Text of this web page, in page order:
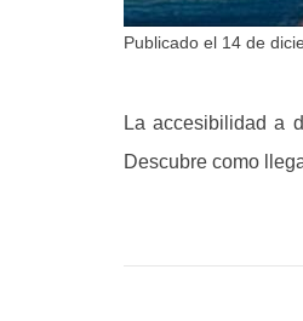
Publicado el 14 de
La accesibilidad a
Descubre como